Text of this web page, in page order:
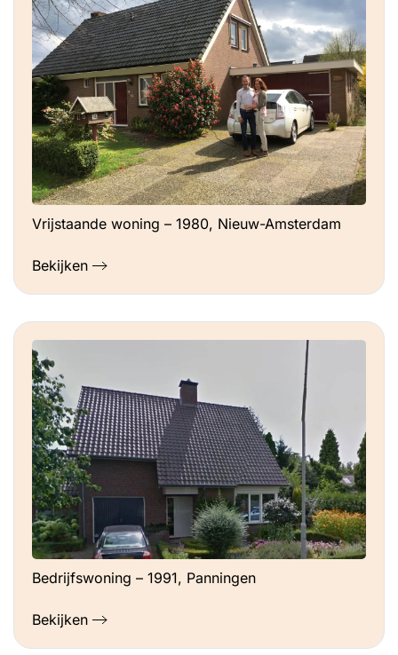
Vrijstaande woning – 1980, Nieuw-Amsterdam
Bekijken
Bedrijfswoning – 1991, Panningen
Bekijken